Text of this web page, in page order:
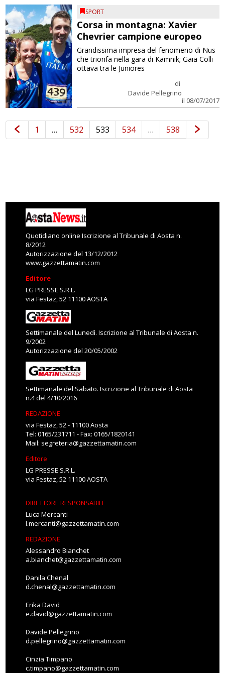
SPORT
Corsa in montagna: Xavier
Chevrier campione europeo
di
Davide Pellegrino
il 08/07/2017
Grandissima impresa del fenomeno di Nus
che trionfa nella gara di Kamnik; Gaia Colli
ottava tra le Juniores
1 … 532 533 534 … 538
Quotidiano online Iscrizione al Tribunale di Aosta n.
8/2012
Autorizzazione del 13/12/2012
www.gazzettamatin.com
Editore
LG PRESSE S.R.L.
via Festaz, 52 11100 AOSTA
Settimanale del Lunedì. Iscrizione al Tribunale di Aosta n.
9/2002
Autorizzazione del 20/05/2002
Settimanale del Sabato. Iscrizione al Tribunale di Aosta
n.4 del 4/10/2016
REDAZIONE
via Festaz, 52 - 11100 Aosta
Tel: 0165/231711 - Fax: 0165/1820141
Mail: segreteria@gazzettamatin.com
Editore
LG PRESSE S.R.L.
via Festaz, 52 11100 AOSTA
DIRETTORE RESPONSABILE
Luca Mercanti
l.mercanti@gazzettamatin.com
REDAZIONE
Alessandro Bianchet
a.bianchet@gazzettamatin.com
Danila Chenal
d.chenal@gazzettamatin.com
Erika David
e.david@gazzettamatin.com
Davide Pellegrino
d.pellegrino@gazzettamatin.com
Cinzia Timpano
c.timpano@gazzettamatin.com